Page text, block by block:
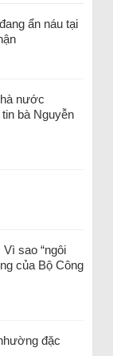
ẩn náu tại
nước
bà Nguyễn
sao “ngôi
của Bộ Công
đặc